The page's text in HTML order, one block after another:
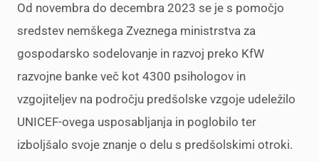
Od novembra do decembra 2023 se je s pomočjo
sredstev nemškega Zveznega ministrstva za
gospodarsko sodelovanje in razvoj preko KfW
razvojne banke več kot 4300 psihologov in
vzgojiteljev na področju predšolske vzgoje udeležilo
UNICEF-ovega usposabljanja in poglobilo ter
izboljšalo svoje znanje o delu s predšolskimi otroki.